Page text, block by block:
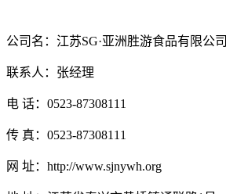
公司名：江苏SG·亚洲胜游食品有限公司
联系人：张经理
电 话：0523-87308111
传 真：0523-87308111
网 址：http://www.sjnywh.org